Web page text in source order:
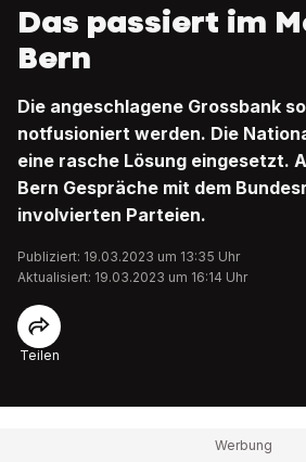
Das passiert im
Bern
Die angeschlagene Grossbank
notfusioniert werden. Die
eine rasche Lösung eingesetzt.
Bern Gespräche mit dem
involvierten Parteien.
Publiziert: 19.03.2023 um 13:35 Uhr
Aktualisiert: 19.03.2023 um 16:14 Uhr
Teilen